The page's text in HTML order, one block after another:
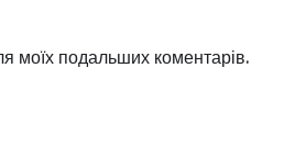
моїх подальших коментарів.